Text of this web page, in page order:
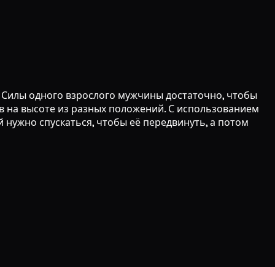
одного взрослого мужчины достаточно, чтобы
на высоте из разных положений. С использованием
спускаться, чтобы её передвинуть, а потом